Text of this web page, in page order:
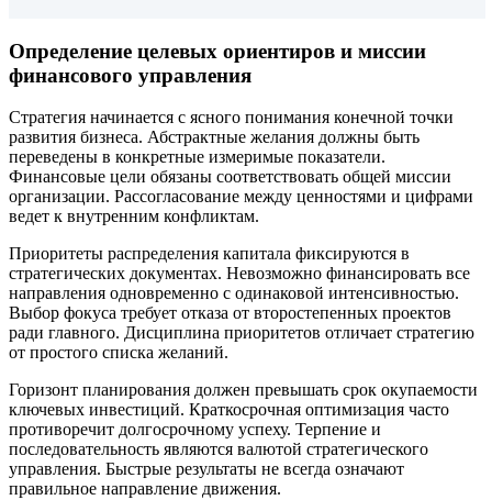
Определение целевых ориентиров и миссии
финансового управления
Стратегия начинается с ясного понимания конечной точки
развития бизнеса. Абстрактные желания должны быть
переведены в конкретные измеримые показатели.
Финансовые цели обязаны соответствовать общей миссии
организации. Рассогласование между ценностями и цифрами
ведет к внутренним конфликтам.
Приоритеты распределения капитала фиксируются в
стратегических документах. Невозможно финансировать все
направления одновременно с одинаковой интенсивностью.
Выбор фокуса требует отказа от второстепенных проектов
ради главного. Дисциплина приоритетов отличает стратегию
от простого списка желаний.
Горизонт планирования должен превышать срок окупаемости
ключевых инвестиций. Краткосрочная оптимизация часто
противоречит долгосрочному успеху. Терпение и
последовательность являются валютой стратегического
управления. Быстрые результаты не всегда означают
правильное направление движения.